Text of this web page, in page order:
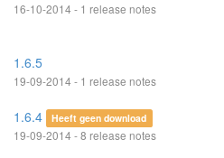
16-10-2014 - 1 release notes
1.6.5
19-09-2014 - 1 release notes
1.6.4 Heeft geen download
19-09-2014 - 8 release notes